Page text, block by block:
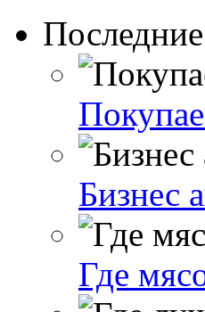
Последние
Бизнес
Где